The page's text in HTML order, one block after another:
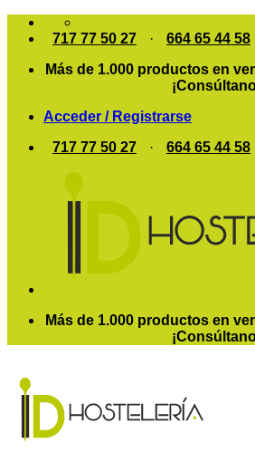
Saltar
717 77 50 27 · 664 65 44 58
Más de 1.000 productos en
Acceder / Registrarse
717 77 50 27
· 664 65 44 58
Más de 1.000 productos en